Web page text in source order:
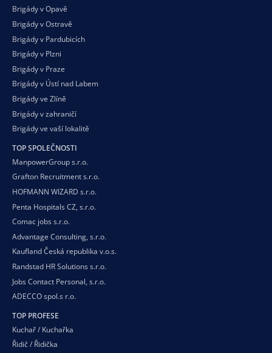
Brigády v Opavě
Brigády v Ostravě
Brigády v Pardubicích
Brigády v Plzni
Brigády v Praze
Brigády v Ústí nad Labem
Brigády ve Zlíně
Brigády v zahraničí
Brigády ve vaší lokalitě
TOP SPOLEČNOSTI
ManpowerGroup s.r.o.
Grafton Recruitment s.r.o.
HOFMANN WIZARD s.r.o.
Penta Hospitals CZ, s.r.o.
Comac jobs s.r.o.
Advantage Consulting, s.r.o.
Kaufland Česká republika v.o.s.
Randstad HR Solutions s.r.o.
Jobs Contact Personal, s.r.o.
ADECCO spol.s r.o.
TOP PROFESE
Kuchař / Kuchařka
Řidič / Řidička